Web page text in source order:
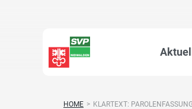
Aktuell
HOME > KLARTEXT: